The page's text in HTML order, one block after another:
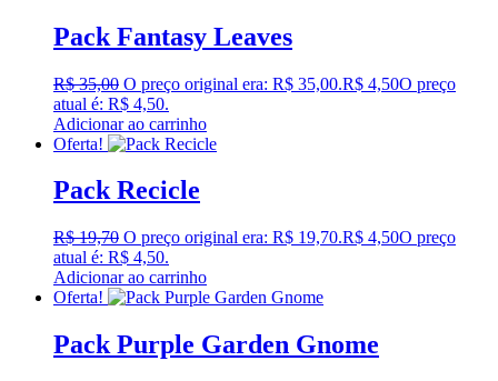
Pack Fantasy Leaves
R$35,00 O preço original era: R$ 35,00.R$ 4,50O preço
atual é: R$ 4,50.
Adicionar ao carrinho
Oferta!
Pack Recicle
R$19,70 O preço original era: R$ 19,70.R$ 4,50O preço
atual é: R$ 4,50.
Adicionar ao carrinho
Oferta!
Pack Purple Garden Gnome